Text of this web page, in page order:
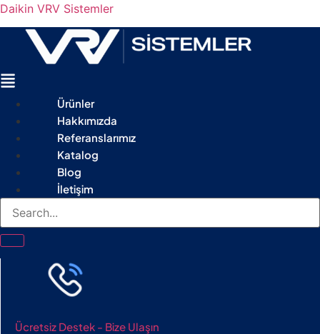
Daikin VRV Sistemler
Menu
Ürünler
Hakkımızda
Referanslarımız
Katalog
Blog
İletişim
Ücretsiz Destek - Bize Ulaşın